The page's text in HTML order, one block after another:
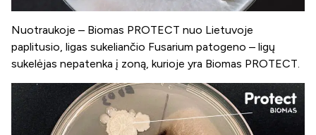
Nuotraukoje – Biomas PROTECT nuo Lietuvoje
paplitusio, ligas sukeliančio Fusarium patogeno – ligų
sukelėjas nepatenka į zoną, kurioje yra Biomas PROTECT.